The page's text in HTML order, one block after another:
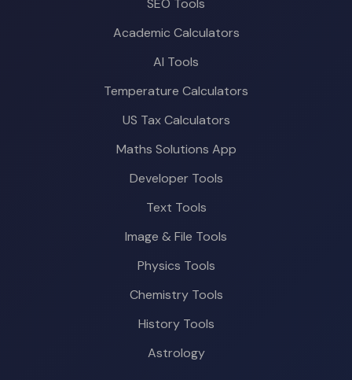
SEO Tools
Academic Calculators
AI Tools
Temperature Calculators
US Tax Calculators
Maths Solutions App
Developer Tools
Text Tools
Image & File Tools
Physics Tools
Chemistry Tools
History Tools
Astrology